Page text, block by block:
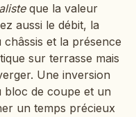
que la valeur
aussi le débit, la
et la présence
sur terrasse mais
Une inversion
bloc de coupe et un
un temps précieux